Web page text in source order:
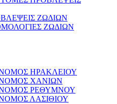
ΖΩΔΙΩΝ
ΖΩΔΙΩΝ
ΗΡΑΚΛΕΙΟΥ
ΧΑΝΙΩΝ
ΝΟΜΟΣ ΡΕΘΥΜΝΟΥ
ΛΑΣΙΘΙΟΥ